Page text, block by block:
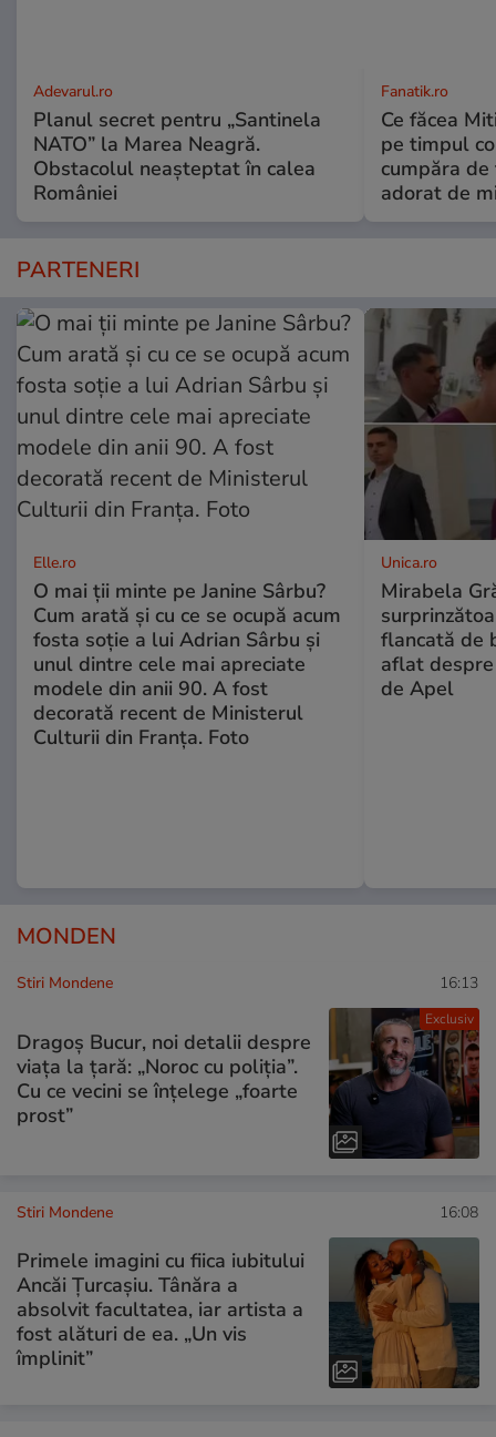
Adevarul.ro
Planul secret pentru „Santinela
NATO” la Marea Neagră.
Obstacolul neașteptat în calea
României
Fanatik.ro
Ce făcea
pe timpul
cumpăra
adorat de
PARTENERI
Elle.ro
O mai ții minte pe Janine Sârbu?
Cum arată și cu ce se ocupă acum
fosta soție a lui Adrian Sârbu și
unul dintre cele mai apreciate
modele din anii 90. A fost
decorată recent de Ministerul
Culturii din Franța. Foto
Unica.ro
Mirabela
flancată de
aflat
de Apel
MONDEN
Exclusiv
Stiri Mondene 16:13
Dragoș Bucur, noi detalii despre
viața la țară: „Noroc cu poliția”.
Cu ce vecini se înțelege „foarte
prost”
Stiri Mondene 16:08
Primele imagini cu fiica iubitului
Ancăi Țurcașiu. Tânăra a
absolvit facultatea, iar artista a
fost alături de ea. „Un vis
împlinit”